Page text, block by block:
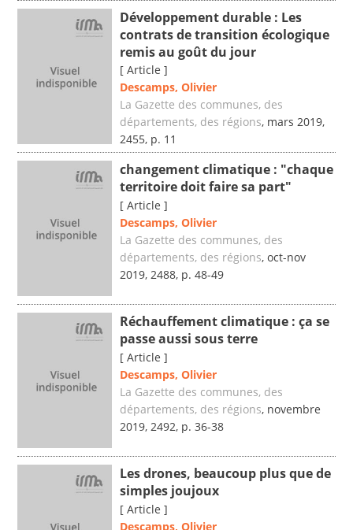
Développement durable : Les
contrats de transition écologique
remis au goût du jour
[ Article ]
Descamps, Olivier
La Gazette des communes, des
départements, des régions, mars 2019,
2455, p. 11
changement climatique : "chaque
territoire doit faire sa part"
[ Article ]
Descamps, Olivier
La Gazette des communes, des
départements, des régions, oct-nov
2019, 2488, p. 48-49
Réchauffement climatique : ça se
passe aussi sous terre
[ Article ]
Descamps, Olivier
La Gazette des communes, des
départements, des régions, novembre
2019, 2492, p. 36-38
Les drones, beaucoup plus que de
simples joujoux
[ Article ]
Descamps, Olivier